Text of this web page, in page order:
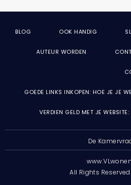
BLOG OOK HANDIG
AUTEUR WORDEN
GOEDE LINKS INKOPEN: HOE JE JE
VERDIEN GELD MET JE
De
All Rights